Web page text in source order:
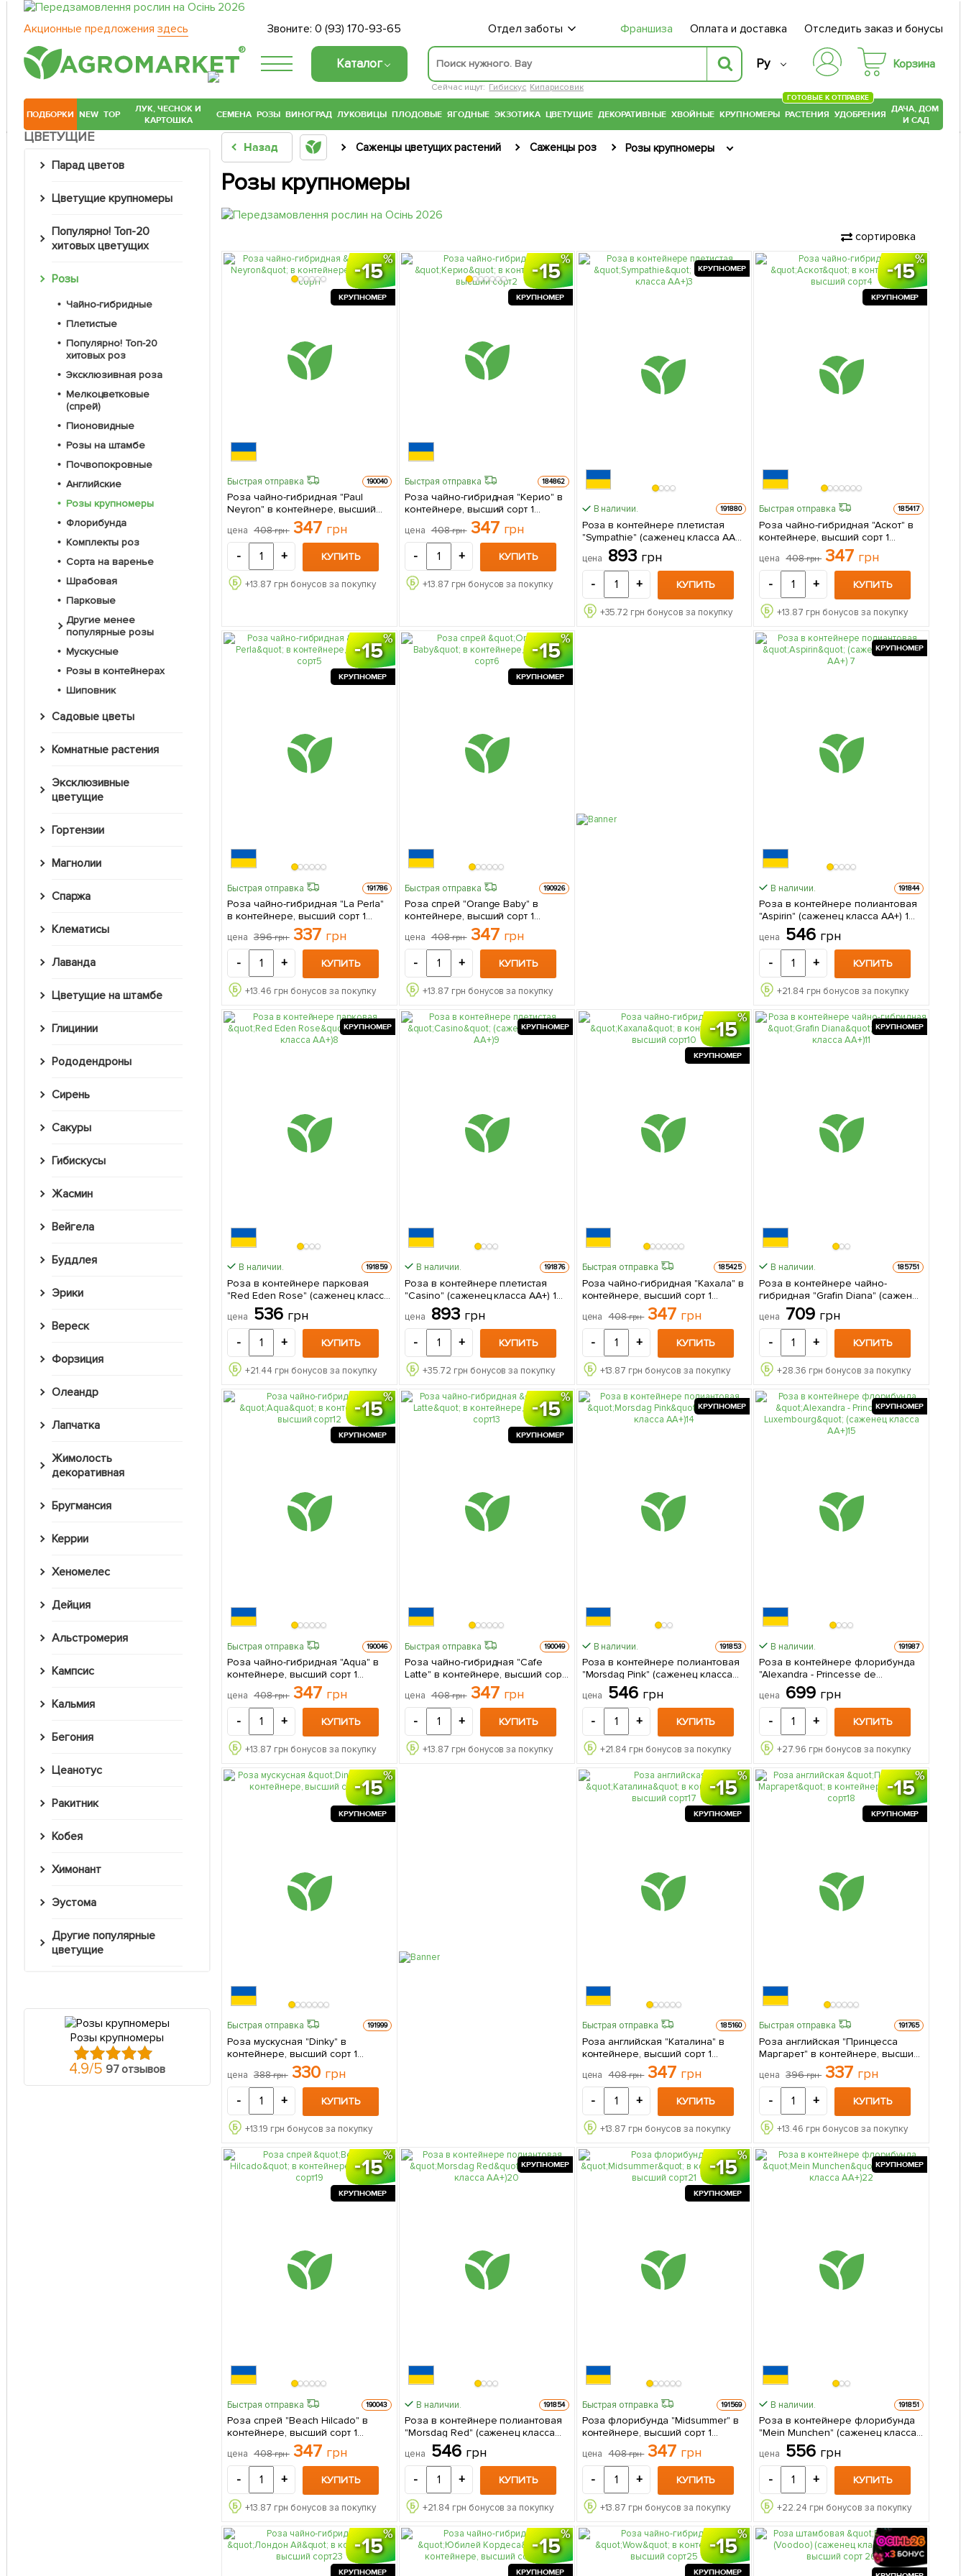
Акционные предложения здесь Звоните:0 (93) 170-93-65 Отдел заботы Франшиза Оплата и доставка Отследить заказ и бонусы
®
Каталог
Сейчас ищут: Гибискус Кипарисовик
Ру Корзина
ПОДБОРКИ NEW TOP
ЛУК, ЧЕСНОК И
КАРТОШКА
СЕМЕНА РОЗЫ ВИНОГРАД ЛУКОВИЦЫ ПЛОДОВЫЕ ЯГОДНЫЕ ЭКЗОТИКА ЦВЕТУЩИЕ ДЕКОРАТИВНЫЕ ХВОЙНЫЕ КРУПНОМЕРЫ РАСТЕНИЯ
ГОТОВЫЕ К ОТПРАВКЕ
УДОБРЕНИЯ ДАЧА, ДОМ
И САД
ЦВЕТУЩИЕ
Парад цветов
Цветущие крупномеры
Популярно! Топ-20
хитовых цветущих
Розы
Чайно-гибридные
Плетистые
Популярно! Топ-20
хитовых роз
Эксклюзивная роза
Мелкоцветковые
(спрей)
Пионовидные
Розы на штамбе
Почвопокровные
Английские
Розы крупномеры
Флорибунда
Комплекты роз
Сорта на варенье
Шрабовая
Парковые
Другие менее
популярные розы
Мускусные
Розы в контейнерах
Шиповник
Садовые цветы
Комнатные растения
Эксклюзивные
цветущие
Гортензии
Магнолии
Спаржа
Клематисы
Лаванда
Цветущие на штамбе
Глицинии
Рододендроны
Сирень
Сакуры
Гибискусы
Жасмин
Вейгела
Буддлея
Эрики
Вереск
Форзиция
Олеандр
Лапчатка
Жимолость
декоративная
Бругмансия
Керрии
Хеномелес
Дейция
Альстромерия
Кампсис
Кальмия
Бегония
Цеанотус
Ракитник
Кобея
Химонант
Эустома
Другие популярные
цветущие
Розы крупномеры
4.9/5 97 отзывов
Назад Саженцы цветущих растений Саженцы роз Розы крупномеры
Розы крупномеры
сортировка
15
КРУПНОМЕР
Быстрая отправка 190040
Роза чайно-гибридная "Paul
Neyron" в контейнере, высший
сорт 1 шт в упаковке
цена 408грн 347 грн
- + КУПИТЬ
+13.87 грн бонусов за покупку
15
КРУПНОМЕР
Быстрая отправка 184862
Роза чайно-гибридная "Керио" в
контейнере, высший сорт 1
саженец в упаковке
цена 408грн 347 грн
- + КУПИТЬ
+13.87 грн бонусов за покупку
КРУПНОМЕР
В наличии. 191880
Роза в контейнере плетистая
"Sympathie" (саженец класса АА+)
1 саженец в упаковке
цена 893 грн
- + КУПИТЬ
+35.72 грн бонусов за покупку
15
КРУПНОМЕР
Быстрая отправка 185417
Роза чайно-гибридная "Аскот" в
контейнере, высший сорт 1
саженец в упаковке
цена 408грн 347 грн
- + КУПИТЬ
+13.87 грн бонусов за покупку
15
КРУПНОМЕР
Быстрая отправка 191786
Роза чайно-гибридная "La Perla"
в контейнере, высший сорт 1
саженец в упаковке
цена 396грн 337 грн
- + КУПИТЬ
+13.46 грн бонусов за покупку
15
КРУПНОМЕР
Быстрая отправка 190926
Роза спрей "Orange Baby" в
контейнере, высший сорт 1
саженец в упаковке
цена 408грн 347 грн
- + КУПИТЬ
+13.87 грн бонусов за покупку
КРУПНОМЕР
В наличии. 191844
Роза в контейнере полиантовая
"Aspirin" (саженец класса АА+) 1
саженец в упаковке
цена 546 грн
- + КУПИТЬ
+21.84 грн бонусов за покупку
КРУПНОМЕР
В наличии. 191859
Роза в контейнере парковая
"Red Eden Rose" (саженец класса
АА+) 1 саженец в упаковке
цена 536 грн
- + КУПИТЬ
+21.44 грн бонусов за покупку
КРУПНОМЕР
В наличии. 191876
Роза в контейнере плетистая
"Casino" (саженец класса АА+) 1
саженец в упаковке
цена 893 грн
- + КУПИТЬ
+35.72 грн бонусов за покупку
15
КРУПНОМЕР
Быстрая отправка 185425
Роза чайно-гибридная "Кахала" в
контейнере, высший сорт 1
саженец в упаковке
цена 408грн 347 грн
- + КУПИТЬ
+13.87 грн бонусов за покупку
КРУПНОМЕР
В наличии. 185751
Роза в контейнере чайно-
гибридная "Grafin Diana" (саженец
цена 709 грн
- + КУПИТЬ
+28.36 грн бонусов за покупку
15
КРУПНОМЕР
Быстрая отправка 190046
Роза чайно-гибридная "Aqua" в
контейнере, высший сорт 1
саженец в упаковке
цена 408грн 347 грн
- + КУПИТЬ
+13.87 грн бонусов за покупку
15
КРУПНОМЕР
Быстрая отправка 190049
Роза чайно-гибридная "Cafe
Latte" в контейнере, высший сорт
1 саженец в упаковке
цена 408грн 347 грн
- + КУПИТЬ
+13.87 грн бонусов за покупку
КРУПНОМЕР
В наличии. 191853
Роза в контейнере полиантовая
"Morsdag Pink" (саженец класса
АА+) 1 саженец в упаковке
цена 546 грн
- + КУПИТЬ
+21.84 грн бонусов за покупку
КРУПНОМЕР
В наличии. 191987
Роза в контейнере флорибунда
"Alexandra - Princesse de
Luxembourg" (саженец класса
АА+) 1 саженец в упаковке
цена 699 грн
- + КУПИТЬ
+27.96 грн бонусов за покупку
15
КРУПНОМЕР
Быстрая отправка 191999
Роза мускусная "Dinky" в
контейнере, высший сорт 1
саженец в упаковке
цена 388грн 330 грн
- + КУПИТЬ
+13.19 грн бонусов за покупку
15
КРУПНОМЕР
Быстрая отправка 185160
Роза английская "Каталина" в
контейнере, высший сорт 1
саженец в упаковке
цена 408грн 347 грн
- + КУПИТЬ
+13.87 грн бонусов за покупку
15
КРУПНОМЕР
Быстрая отправка 191765
Роза английская "Принцесса
Маргарет" в контейнере, высший
сорт 1 саженец в упаковке
цена 396грн 337 грн
- + КУПИТЬ
+13.46 грн бонусов за покупку
15
КРУПНОМЕР
Быстрая отправка 190043
Роза спрей "Beach Hilcado" в
контейнере, высший сорт 1
саженец в упаковке
цена 408грн 347 грн
- + КУПИТЬ
+13.87 грн бонусов за покупку
КРУПНОМЕР
В наличии. 191854
Роза в контейнере полиантовая
"Morsdag Red" (саженец класса
АА+) 1 саженец в упаковке
цена 546 грн
- + КУПИТЬ
+21.84 грн бонусов за покупку
15
КРУПНОМЕР
Быстрая отправка 191569
Роза флорибунда "Midsummer" в
контейнере, высший сорт 1
саженец в упаковке
цена 408грн 347 грн
- + КУПИТЬ
+13.87 грн бонусов за покупку
КРУПНОМЕР
В наличии. 191851
Роза в контейнере флорибунда
"Mein Munchen" (саженец класса
АА+) 1 саженец в упаковке
цена 556 грн
- + КУПИТЬ
+22.24 грн бонусов за покупку
15
КРУПНОМЕР
15
КРУПНОМЕР
15
КРУПНОМЕР